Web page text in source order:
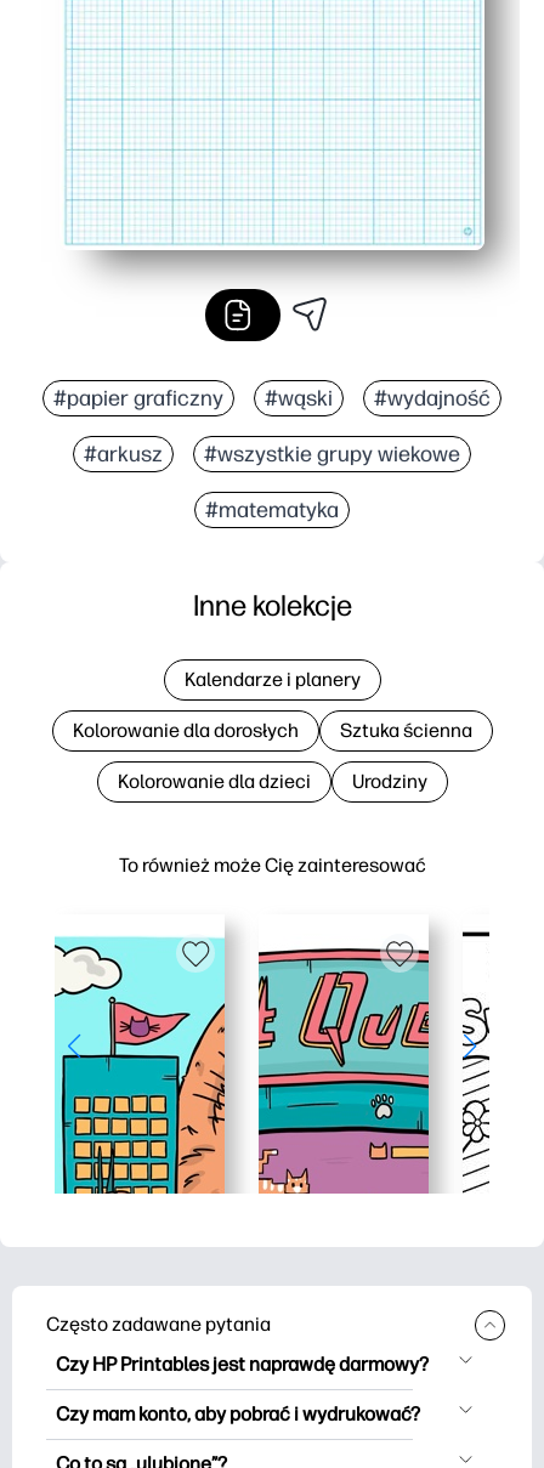
#papier graficzny #wąski #wydajność
#arkusz #wszystkie grupy wiekowe
#matematyka
To również może Cię zainteresować
Inne kolekcje
Kalendarze i planery
Kolorowanie dla dorosłych Sztuka ścienna
Kolorowanie dla dzieci Urodziny
Często zadawane pytania
Czy HP Printables jest naprawdę darmowy?
HP Printables oferuje ponad 2500
materiałów do wydrukowania do
pobrania i wydrukowania. Przeglądaj
Czy mam konto, aby pobrać i wydrukować?
Możesz eksplorować i drukować bez